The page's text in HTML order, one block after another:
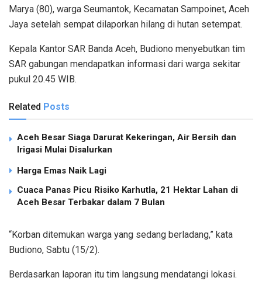
Marya (80), warga Seumantok, Kecamatan Sampoinet, Aceh
Jaya setelah sempat dilaporkan hilang di hutan setempat.
Kepala Kantor SAR Banda Aceh, Budiono menyebutkan tim
SAR gabungan mendapatkan informasi dari warga sekitar
pukul 20.45 WIB.
Related Posts
Aceh Besar Siaga Darurat Kekeringan, Air Bersih dan
Irigasi Mulai Disalurkan
Harga Emas Naik Lagi
Cuaca Panas Picu Risiko Karhutla, 21 Hektar Lahan di
Aceh Besar Terbakar dalam 7 Bulan
“Korban ditemukan warga yang sedang berladang,” kata
Budiono, Sabtu (15/2).
Berdasarkan laporan itu tim langsung mendatangi lokasi.